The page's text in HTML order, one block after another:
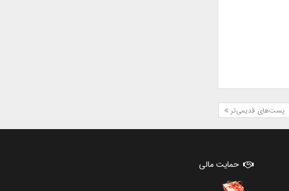
پست‌های قدیمی‌تر
حمایت مالی